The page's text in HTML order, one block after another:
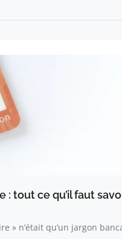
: tout ce qu’il faut
» n’était qu’un jargon